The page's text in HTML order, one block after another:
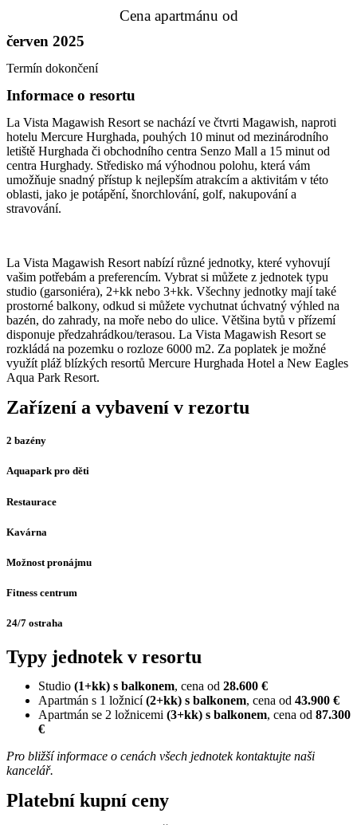
Cena apartmánu od​
červen 2025
Termín dokončení
Informace o resortu
La Vista Magawish Resort se nachází ve čtvrti Magawish, naproti
hotelu Mercure Hurghada, pouhých 10 minut od mezinárodního
letiště Hurghada či obchodního centra Senzo Mall a 15 minut od
centra Hurghady. Středisko má výhodnou polohu, která vám
umožňuje snadný přístup k nejlepším atrakcím a aktivitám v této
oblasti, jako je potápění, šnorchlování, golf, nakupování a
stravování.
La Vista Magawish Resort nabízí různé jednotky, které vyhovují
vašim potřebám a preferencím. Vybrat si můžete z jednotek typu
studio (garsoniéra), 2+kk nebo 3+kk. Všechny jednotky mají také
prostorné balkony, odkud si můžete vychutnat úchvatný výhled na
bazén, do zahrady, na moře nebo do ulice. Většina bytů v přízemí
disponuje předzahrádkou/terasou. La Vista Magawish Resort se
rozkládá na pozemku o rozloze 6000 m2. Za poplatek je možné
využít pláž blízkých resortů Mercure Hurghada Hotel a New Eagles
Aqua Park Resort.
Zařízení a vybavení v rezortu
2 bazény
Aquapark pro děti
Restaurace
Kavárna
Možnost pronájmu
Fitness centrum
24/7 ostraha
Typy jednotek v resortu
Studio (1+kk) s balkonem, cena od 28.600 €
Apartmán s 1 ložnicí(2+kk) s balkonem, cena od 43.900 €
Apartmán se 2 ložnicemi (3+kk) s balkonem, cena od 87.300
€
Pro bližší informace o cenách všech jednotek kontaktujte naši
kancelář.
Platební kupní ceny